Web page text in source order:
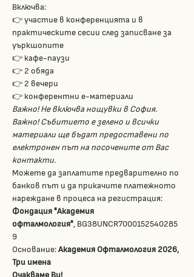
Включва:
👉 участие в конференцията и в
практическите сесии след записване за
уъркшопите
👉 кафе-паузи
👉 2 обяда
👉 2 вечери
👉 конферентни е-материали
Важно! Не включва нощувки в София.
Важно! Събитието е зелено и всички
материали ще бъдат предоставени по
електронен път на посочените от Вас
контакти.
Можете да заплатите предварително по
банков път и да прикачите платежното
нареждане в процеса на регистрация:
Фондация "Академия
офталмология", BG38UNCR7000152540285
9
Основание: Академия Офталмология 2026,
Три имена
Очакваме Ви!